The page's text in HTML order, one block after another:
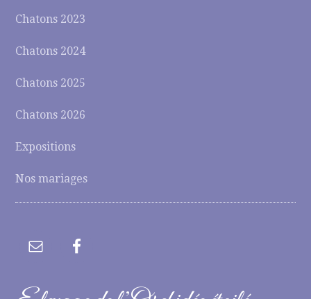
Chatons 2023
Chatons 2024
Chatons 2025
Chatons 2026
Expositions
Nos mariages